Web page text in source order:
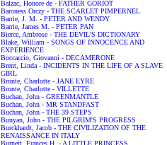
Balzac, Honore de - FATHER GORIOT
Baroness Orczy - THE SCARLET PIMPERNEL
Barrie, J. M. - PETER AND WENDY
Barrie, James M. - PETER PAN
Bierce, Ambrose - THE DEVIL'S DICTIONARY
Blake, William - SONGS OF INNOCENCE AND
EXPERIENCE
Boccaccio, Giovanni - DECAMERONE
Brent, Linda - INCIDENTS IN THE LIFE OF A SLAVE
GIRL
Bronte, Charlotte - JANE EYRE
Bronte, Charlotte - VILLETTE
Buchan, John - GREENMANTLE
Buchan, John - MR STANDFAST
Buchan, John - THE 39 STEPS
Bunyan, John - THE PILGRIM'S PROGRESS
Burckhardt, Jacob - THE CIVILIZATION OF THE
RENAISSANCE IN ITALY
Burnett, Frances H. - A LITTLE PRINCESS